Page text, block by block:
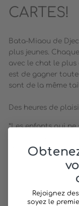
CARTES!
Bata-Miaou de
plus jeunes.
avec le chat le
est de gagner
sont de la même
Des heures de
*Les enfants qui
chats.*
Rejoignez
soyez le